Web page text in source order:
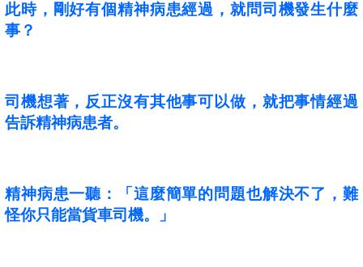
此時，剛好有個精神病患經過，就問司機發生什麼
事？
司機想著，反正沒有其他事可以做，就把事情經過
告訴精神病患者。
精神病患一聽：「這麼簡單的問題也解決不了，難
怪你只能當貨車司機。」